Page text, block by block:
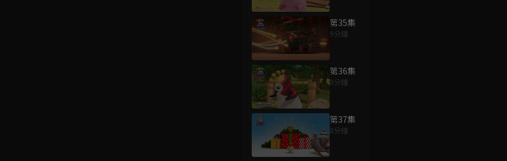
第35集
9分鐘
第36集
8分鐘
第37集
8分鐘